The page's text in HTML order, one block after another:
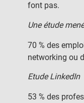
font pas.
Une étude
70 % des
networking ou
Etude LinkedIn
53 % des